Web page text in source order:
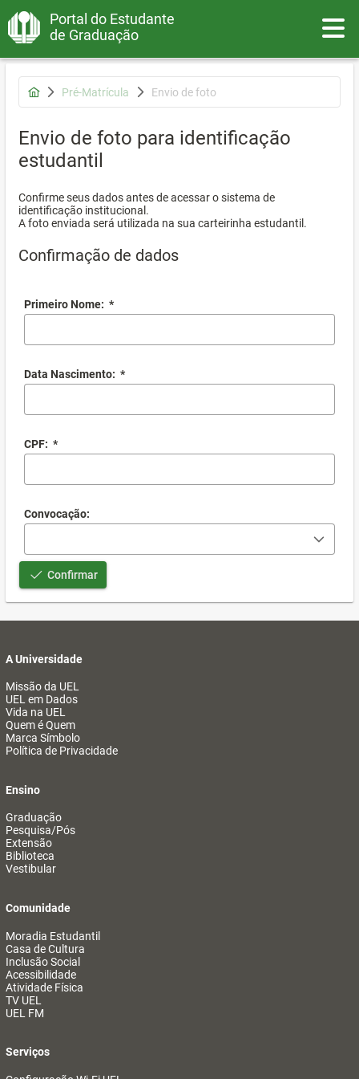
Portal do Estudante
de Graduação
Pré-Matrícula Envio de foto
Envio de foto para identificação
estudantil
Confirme seus dados antes de acessar o sistema de
identificação institucional.
A foto enviada será utilizada na sua carteirinha estudantil.
Confirmação de dados
Primeiro Nome: *
Data Nascimento: *
CPF: *
Convocação:
Confirmar
A Universidade
Missão da UEL
UEL em Dados
Vida na UEL
Quem é Quem
Marca Símbolo
Política de Privacidade
Ensino
Graduação
Pesquisa/Pós
Extensão
Biblioteca
Vestibular
Comunidade
Moradia Estudantil
Casa de Cultura
Inclusão Social
Acessibilidade
Atividade Física
TV UEL
UEL FM
Serviços